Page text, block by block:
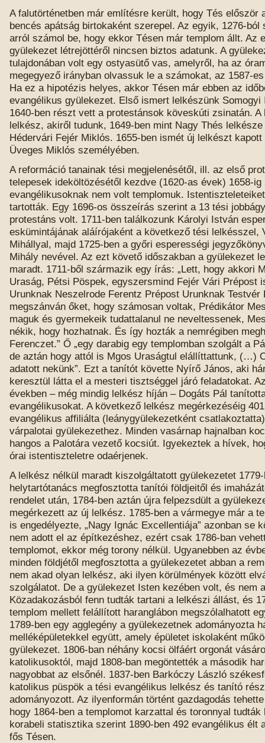
A falutörténetben már említésre került, hogy Tés először
bencés apátság birtokaként szerepel. Az egyik, 1276-ból
arról számol be, hogy ekkor Tésen már templom állt. Az
gyülekezet létrejöttéről nincsen biztos adatunk. A
tulajdonában volt egy ostyasütő vas, amelyről, ha az
megegyező irányban olvassuk le a számokat, az 1587-
Ha ez a hipotézis helyes, akkor Tésen már ebben az
evangélikus gyülekezet. Első ismert lelkészünk
1640-ben részt vett a protestánsok köveskúti zsinatán. A
lelkész, akiről tudunk, 1649-ben mint Nagy Thés
Hédervári Fejér Miklós. 1655-ben ismét új lelkészt
Üveges Miklós személyében.
A reformáció tanainak tési megjelenésétől, ill. az első
telepesek ideköltözésétől kezdve (1620-as évek) 1658-ig
evangélikusoknak nem volt templomuk.
tartották. Egy 1696-os összeírás szerint a 13 tési
protestáns volt. 1711-ben találkozunk Károlyi István
eskümintájának aláírójaként a következő tési lelkésszel,
Mihállyal, majd 1725-ben a győri esperességi
Mihály nevével. Az ezt követő időszakban a gyülekezet
maradt. 1711-ből származik egy írás: „Lett, hogy akkori
Uraság, Pétsi Pöspek, egyszersmind Fejér Vári Prépost
Urunknak Neszelrode Ferentz Prépost Urunknak Testvér
megszánván őket, hogy számosan voltak, Prédikátor
maguk és gyermekeik tudattalanul ne neveltessenek,
nékik, hogy hozhatnak. És így hozták a nemrégiben
Ferenczet.” Ő „egy darabig egy templomban szolgált a
de aztán hogy attól is Mgos Uraságtul elállíttattunk, (…)
adatott nekünk”. Ezt a tanítót követte Nyírő János, aki
keresztül látta el a mesteri tisztséggel járó feladatokat.
években – még mindig lelkész híján – Dogáts Pál
evangélikusokat. A következő lelkész megérkezéséig
evangélikus affiliálta (leánygyülekezetként
várpalotai gyülekezethez. Minden vasárnap hajnalban
hangos a Palotára vezető kocsiút. Igyekeztek a hívek,
órai istentiszteletre odaérjenek.
A lelkész nélkül maradt kiszolgáltatott gyülekezetet
helytartótanács megfosztotta tanítói földjeitől és
rendelet után, 1784-ben aztán újra felpezsdült a
megérkezett az új lelkész. 1785-ben a vármegye már a
is engedélyezte, „Nagy Ignác Excellentiája” azonban se
nem adott el az építkezéshez, ezért csak 1786-ban
templomot, ekkor még torony nélkül. Ugyanebben az
minden földjétől megfosztotta a gyülekezetet abban a
nem akad olyan lelkész, aki ilyen körülmények között
szolgálatot. De a gyülekezet Isten kezében volt, és nem
Közadakozásból fenn tudták tartani a lelkészi állást, és
templom mellett felállított haranglábon megszólalhatott
1789-ben egy agglegény a gyülekezetnek adományozta
melléképületekkel együtt, amely épületet iskolaként
gyülekezet. 1806-ban néhány kocsi ölfáért orgonát
katolikusoktól, majd 1808-ban megöntették a második
nagyobbat az elsőnél. 1837-ben Barkóczy László
katolikus püspök a tési evangélikus lelkész és tanító
adományozott. Az ilyenformán történt gazdagodás
hogy 1864-ben a templomot karzattal és toronnyal
korabeli statisztika szerint 1890-ben 492 evangélikus élt
fős Tésen.